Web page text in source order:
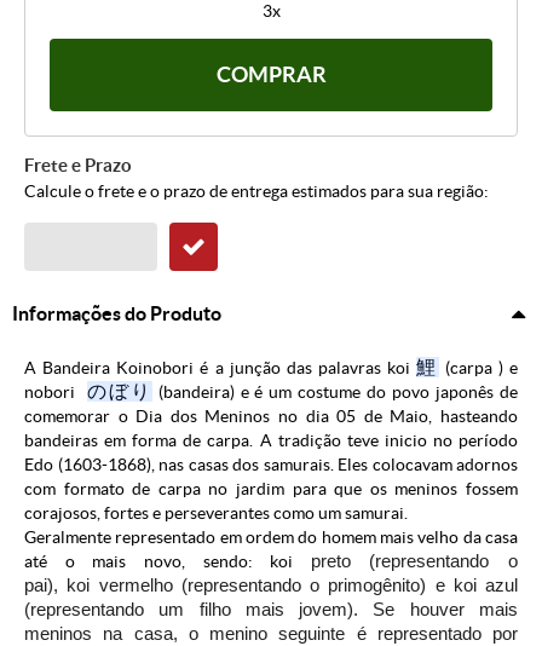
3x
COMPRAR
Frete e Prazo
Calcule o frete e o prazo de entrega estimados para sua região:
Informações do Produto
A Bandeira Koinobori é a junção das palavras koi鯉
(carpa ) e
nobori のぼり
(bandeira) e é um costume do povo japonês de
comemorar o Dia dos Meninos no dia 05 de Maio, hasteando
bandeiras em forma de carpa. A tradição teve inicio no período
Edo (1603-1868), nas casas dos samurais. Eles colocavam adornos
com formato de carpa no jardim para que os meninos fossem
corajosos, fortes e perseverantes como um samurai.
Geralmente representado em ordem do homem mais velho da casa
até o mais novo, sendo: koi preto (representando o
pai), koi vermelho (representando o primogênito) e koi azul
(representando um filho mais jovem). Se houver mais
meninos na casa, o menino seguinte é representado por